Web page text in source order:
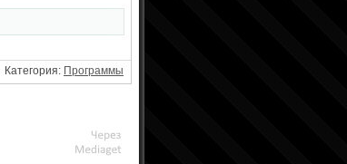
Категория: Программы